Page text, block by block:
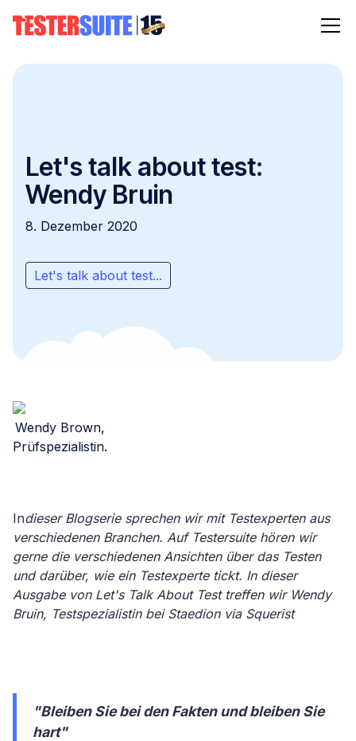
Let's talk about test:
Wendy Bruin
8. Dezember 2020
Let's talk about test...
Wendy Brown,
Prüfspezialistin.
Indieser Blogserie sprechen wir mit Testexperten aus
verschiedenen Branchen. Auf Testersuite hören wir
gerne die verschiedenen Ansichten über das Testen
und darüber, wie ein Testexperte tickt. In dieser
Ausgabe von Let's Talk About Test treffen wir Wendy
Bruin, Testspezialistin bei Staedion via Squerist
"Bleiben Sie bei den Fakten und bleiben Sie
hart"